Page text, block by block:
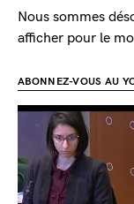
Nous sommes
afficher pour le
ABONNEZ-VOUS AU